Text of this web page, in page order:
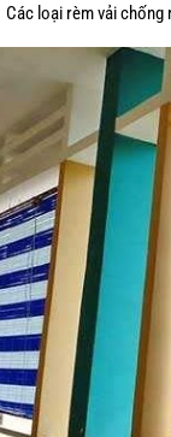
Các loại rèm vải chống